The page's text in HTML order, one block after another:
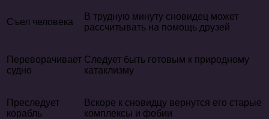
Съел человека
В трудную минуту сновидец может
рассчитывать на помощь друзей
Переворачивает
судно
Следует быть готовым к природному
катаклизму
Преследует
корабль
Вскоре к сновидцу вернутся его старые
комплексы и фобии